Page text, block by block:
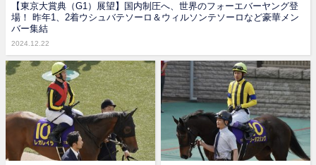
【東京大賞典（G1）展望】国内制圧へ、世界のフォーエバーヤング登
場！ 昨年1、2着ウシュバテソーロ＆ウィルソンテソーロなど豪華メン
バー集結
2024.12.22